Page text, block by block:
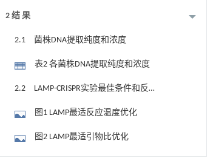
2 结 果
2.1 菌株DNA提取纯度和浓度
表2 各菌株DNA提取纯度和浓度
2.2 LAMP-CRISPR实验最佳条件和反应
图1 LAMP最适反应温度优化
图2 LAMP最适引物比优化